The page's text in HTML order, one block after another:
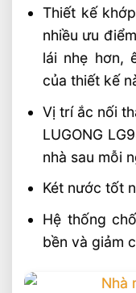
Thiết kế
nhiều ưu
lái nhẹ hơn,
của thiết kế
Vị trí ắc nối
LUGONG
nhà sau mỗi
Két nước tốt
Hệ thống
bền và giảm